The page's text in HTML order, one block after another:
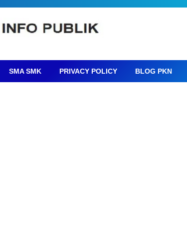
SMA SMK PRIVACY POLICY BLOG PKN